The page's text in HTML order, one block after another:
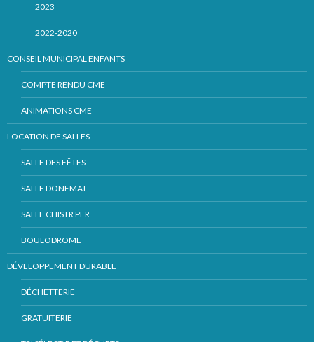
2023
2022-2020
CONSEIL MUNICIPAL ENFANTS
COMPTE RENDU CME
ANIMATIONS CME
LOCATION DE SALLES
SALLE DES FÊTES
SALLE DONEMAT
SALLE CHISTR PER
BOULODROME
DÉVELOPPEMENT DURABLE
DÉCHETTERIE
GRATUITERIE